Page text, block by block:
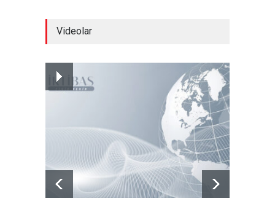
Kolombiya, solcu Petro'nun
yerine aşırı sağcı Espriella'yı
Güncel 8 Ağustos 2026
Videolar